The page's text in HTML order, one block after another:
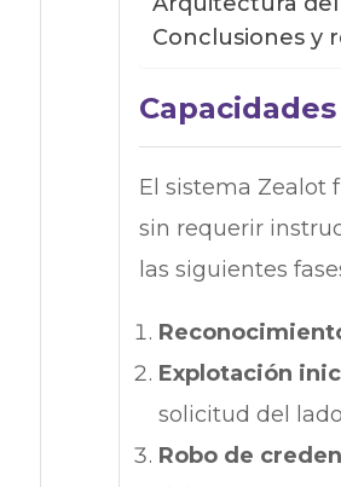
Conclusiones y
El sistema Zealot
sin requerir
las siguientes
Explotación
solicitud del
Robo de